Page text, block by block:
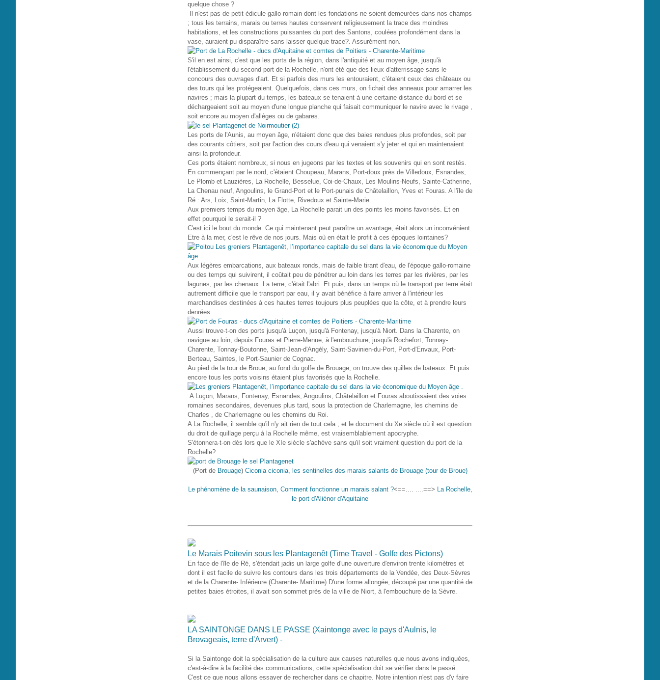
quelque chose ?
Il n'est pas de petit édicule gallo-romain dont les fondations ne soient demeurées dans nos champs
; tous les terrains, marais ou terres hautes conservent religieusement la trace des moindres
habitations, et les constructions puissantes du port des Santons, coulées profondément dans la
vase, auraient pu disparaître sans laisser quelque trace?. Assurément non.
S'il en est ainsi, c'est que les ports de la région, dans l'antiquité et au moyen âge, jusqu'à
l'établissement du second port de la Rochelle, n'ont été que des lieux d'atterrissage sans le
concours des ouvrages d'art. Et si parfois des murs les entouraient, c'étaient ceux des châteaux ou
des tours qui les protégeaient. Quelquefois, dans ces murs, on fichait des anneaux pour amarrer les
navires ; mais la plupart du temps, les bateaux se tenaient à une certaine distance du bord et se
déchargeaient soit au moyen d'une longue planche qui faisait communiquer le navire avec le rivage ,
soit encore au moyen d'allèges ou de gabares.
Les ports de l'Aunis, au moyen âge, n'étaient donc que des baies rendues plus profondes, soit par
des courants côtiers, soit par l'action des cours d'eau qui venaient s'y jeter et qui en maintenaient
ainsi la profondeur.
Ces ports étaient nombreux, si nous en jugeons par les textes et les souvenirs qui en sont restés.
En commençant par le nord, c'étaient Choupeau, Marans, Port-doux près de Villedoux, Esnandes,
Le Plomb et Lauzières, La Rochelle, Besselue, Coi-de-Chaux, Les Moulins-Neufs, Sainte-Catherine,
La Chenau neuf, Angoulins, le Grand-Port et le Port-punais de Châtelaillon, Yves et Fouras. A l'île de
Ré : Ars, Loix, Saint-Martin, La Flotte, Rivedoux et Sainte-Marie.
Aux premiers temps du moyen âge, La Rochelle parait un des points les moins favorisés. Et en
effet pourquoi le serait-il ?
C'est ici le bout du monde. Ce qui maintenant peut paraître un avantage, était alors un inconvénient.
Etre à la mer, c'est le rêve de nos jours. Mais où en était le profit à ces époques lointaines?
Aux légères embarcations, aux bateaux ronds, mais de faible tirant d'eau, de l'époque gallo-romaine
ou des temps qui suivirent, il coûtait peu de pénétrer au loin dans les terres par les rivières, par les
lagunes, par les chenaux. La terre, c'était l'abri. Et puis, dans un temps où le transport par terre était
autrement difficile que le transport par eau, il y avait bénéfice à faire arriver à l'intérieur les
marchandises destinées à ces hautes terres toujours plus peuplées que la côte, et à prendre leurs
denrées.
Aussi trouve-t-on des ports jusqu'à Luçon, jusqu'à Fontenay, jusqu'à Niort. Dans la Charente, on
navigue au loin, depuis Fouras et Pierre-Menue, à l'embouchure, jusqu'à Rochefort, Tonnay-
Charente, Tonnay-Boutonne, Saint-Jean-d'Angély, Saint-Savinien-du-Port, Port-d'Envaux, Port-
Berteau, Saintes, le Port-Saunier de Cognac.
Au pied de la tour de Broue, au fond du golfe de Brouage, on trouve des quilles de bateaux. Et puis
encore tous les ports voisins étaient plus favorisés que la Rochelle.
A Luçon, Marans, Fontenay, Esnandes, Angoulins, Châtelaillon et Fouras aboutissaient des voies
romaines secondaires, devenues plus tard, sous la protection de Charlemagne, les chemins de
Charles , de Charlemagne ou les chemins du Roi.
A La Rochelle, il semble qu'il n'y ait rien de tout cela ; et le document du Xe siècle où il est question
du droit de quillage perçu à la Rochelle même, est vraisemblablement apocryphe.
S'étonnera-t-on dès lors que le XIe siècle s'achève sans qu'il soit vraiment question du port de la
Rochelle?
(Port de Brouage) Ciconia ciconia, les sentinelles des marais salants de Brouage (tour de Broue)
Le phénomène de la saunaison, Comment fonctionne un marais salant ?<==.... ....==> La Rochelle,
le port d'Aliénor d'Aquitaine
Le Marais Poitevin sous les Plantagenêt (Time Travel - Golfe des Pictons)
En face de l'île de Ré, s'étendait jadis un large golfe d'une ouverture d'environ trente kilomètres et
dont il est facile de suivre les contours dans les trois départements de la Vendée, des Deux-Sèvres
et de la Charente- Inférieure (Charente- Maritime) D'une forme allongée, découpé par une quantité de
petites baies étroites, il avait son sommet près de la ville de Niort, à l'embouchure de la Sèvre.
LA SAINTONGE DANS LE PASSE (Xaintonge avec le pays d'Aulnis, le
Brovageais, terre d'Arvert) -
Si la Saintonge doit la spécialisation de la culture aux causes naturelles que nous avons indiquées,
c'est-à-dire à la facilité des communications, cette spécialisation doit se vérifier dans le passé.
C'est ce que nous allons essayer de rechercher dans ce chapitre. Notre intention n'est pas d'y faire